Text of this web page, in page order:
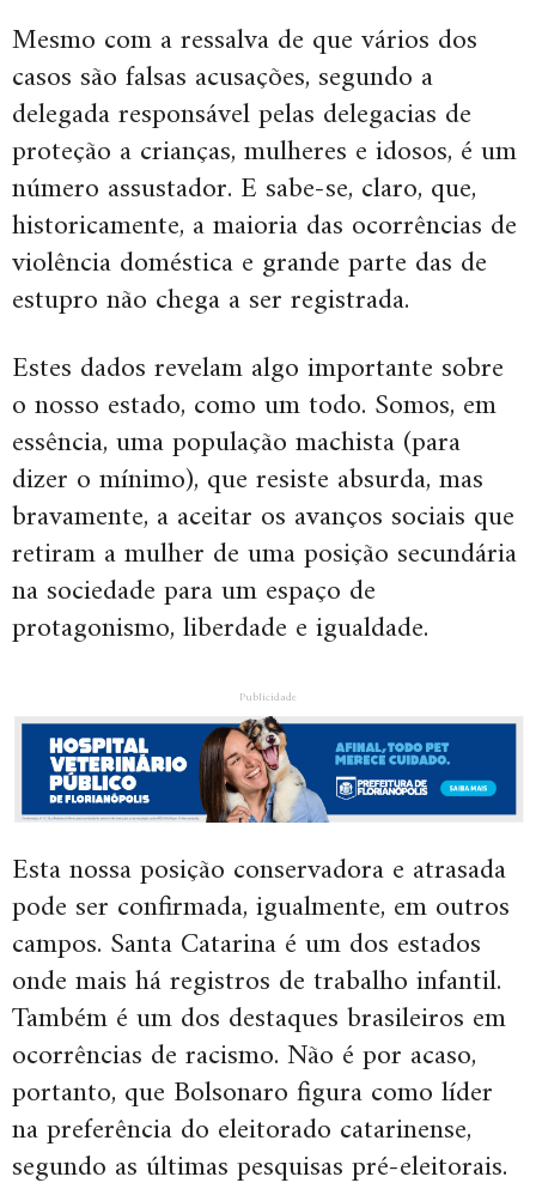
Mesmo com a ressalva de que vários dos
casos são falsas acusações, segundo a
delegada responsável pelas delegacias de
proteção a crianças, mulheres e idosos, é um
número assustador. E sabe-se, claro, que,
historicamente, a maioria das ocorrências de
violência doméstica e grande parte das de
estupro não chega a ser registrada.
Estes dados revelam algo importante sobre
o nosso estado, como um todo. Somos, em
essência, uma população machista (para
dizer o mínimo), que resiste absurda, mas
bravamente, a aceitar os avanços sociais que
retiram a mulher de uma posição secundária
na sociedade para um espaço de
protagonismo, liberdade e igualdade.
Publicidade
Esta nossa posição conservadora e atrasada
pode ser confirmada, igualmente, em outros
campos. Santa Catarina é um dos estados
onde mais há registros de trabalho infantil.
Também é um dos destaques brasileiros em
ocorrências de racismo. Não é por acaso,
portanto, que Bolsonaro figura como líder
na preferência do eleitorado catarinense,
segundo as últimas pesquisas pré-eleitorais.